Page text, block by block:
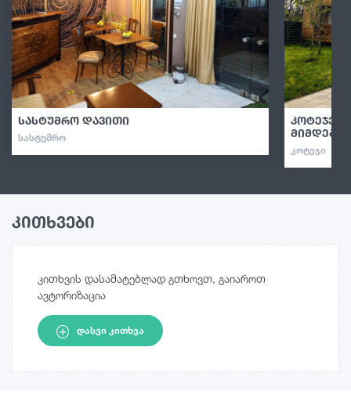
სასტუმრო დავითი
ᲡᲐᲡᲢᲣᲛᲠᲝ
ᲙᲝᲢᲔᲯᲘ
კითხვები
კითხვის დასამატებლად გთხოვთ, გაიაროთ
ავტორიზაცია
ᲓᲐᲡᲕᲘ ᲙᲘᲗᲮᲕᲐ